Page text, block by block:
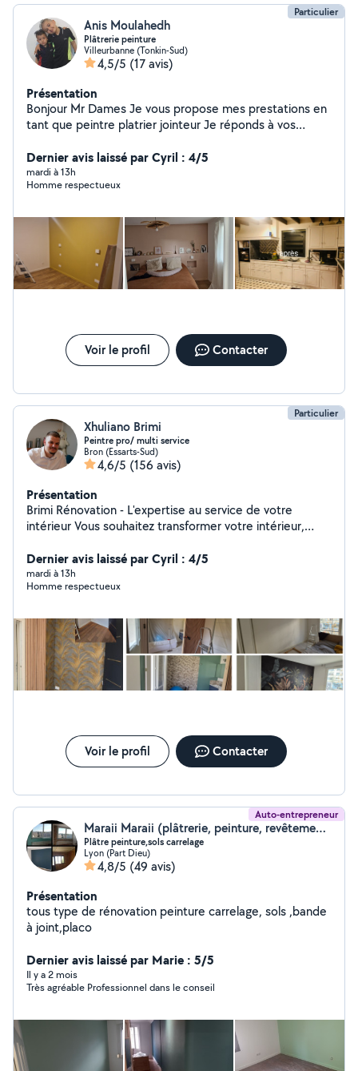
Particulier
Anis Moulahedh
Plâtrerie peinture
Villeurbanne (Tonkin-Sud)
4,5/5 (17 avis)
Présentation
Bonjour Mr Dames Je vous propose mes prestations en
tant que peintre platrier jointeur Je réponds à vos
ratissage général .pose tous types de revêtements
mural .pose des bandes a joints .préparation de tous
supports. pose tous types de peintures. etc ) Travail
Dernier avis laissé par Cyril : 4/5
mardi à 13h
Homme respectueux
Voir le profil Contacter
Particulier
Xhuliano Brimi
Peintre pro/ multi service
Bron (Essarts-Sud)
4,6/5 (156 avis)
Présentation
Brimi Rénovation - L'expertise au service de votre
intérieur Vous souhaitez transformer votre intérieur,
une seconde jeunesse ? Brimi Rénovation met à votre
disposition tout son savoir-faire pour concrétiser vos
projets de rénovation, du simple rafraîchissement à la
d'artisans qualifiés intervient avec sérieux et
professionnalisme pour réaliser tous vos travaux
intérieurs : 1.Peinture : préparation des supports,
finitions soignées, conseils sur les teintes et les
matériaux. 2.Revêtements de sols murs :parquet,
pose de meubles, plomberie, carrelage et finitions.
Devis gratuit et sans engagement Jaccompagnement
personnalisé tout au long du projet Respect des délais
Rénovation et profitez d'un intérieur confortable, et
Dernier avis laissé par Cyril : 4/5
mardi à 13h
Homme respectueux
Voir le profil Contacter
Auto-entrepreneur
Maraii Maraii (plâtrerie, peinture, revêtement sols.murs)
Plâtre peinture,sols carrelage
Lyon (Part Dieu)
4,8/5 (49 avis)
Présentation
tous type de rénovation peinture carrelage, sols ,bande
à joint,placo
Dernier avis laissé par Marie : 5/5
Il y a 2 mois
Très agréable Professionnel dans le conseil